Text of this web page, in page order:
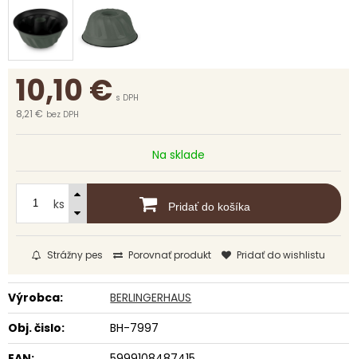
10,10€ s DPH
8,21 € bez DPH
Na sklade
ks Pridať do košíka
Strážny pes Porovnať produkt Pridať do wishlistu
Výrobca:
BERLINGERHAUS
Obj. čislo:
BH-7997